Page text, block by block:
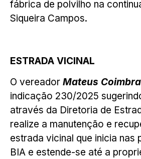
fábrica de polvilho na
Siqueira Campos.
ESTRADA VICINAL
O vereador Mateus Coimbra
indicação 230/2025
através da Diretoria de
realize a manutenção e
estrada vicinal que inicia nas
BIA e estende-se até a